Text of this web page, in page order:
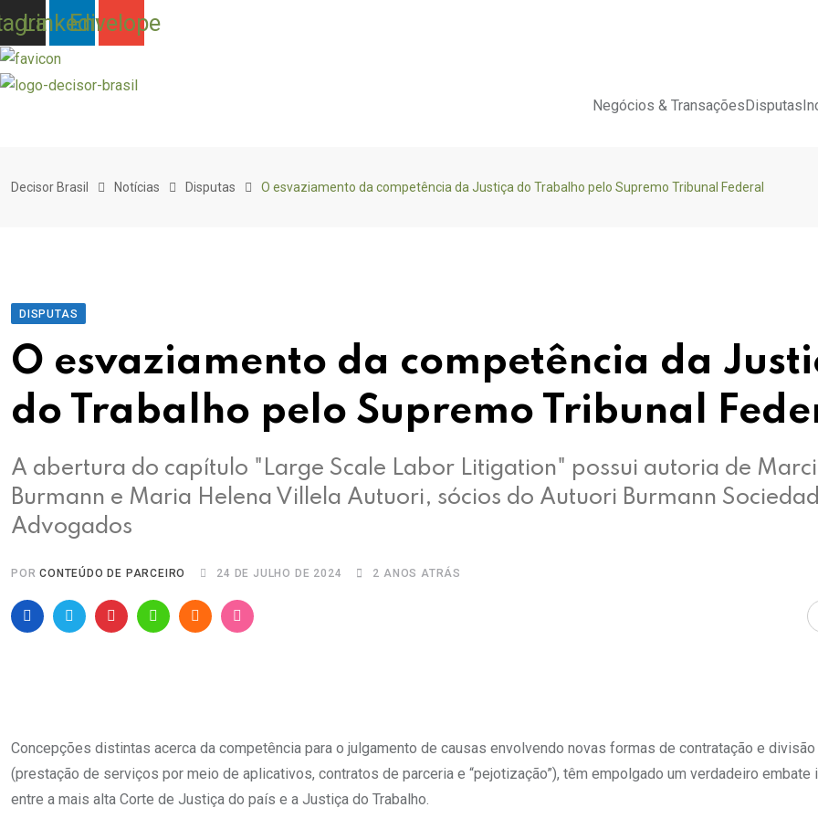
LinkedinEnvelope
Negócios & TransaçõesDisputas
toDecisor Brasil Notícias Disputas O esvaziamento da competência da Justiça do Trabalho pelo Supremo Tribunal Federal
DISPUTAS
O esvaziamento da competência da
do Trabalho pelo Supremo Tribunal
A abertura do capítulo "Large Scale Labor Litigation" possui autoria de
Burmann e Maria Helena Villela Autuori, sócios do Autuori Burmann
Advogados
PORCONTEÚDO DE PARCEIRO 24 DE JULHO DE 2024 2 ANOS ATRÁS
PinterestWhatsappCloud StumbleUpon
Concepções distintas acerca da competência para o julgamento de causas envolvendo novas formas de contratação e
(prestação de serviços por meio de aplicativos, contratos de parceria e “pejotização”), têm empolgado um verdadeiro embate
entre a mais alta Corte de Justiça do país e a Justiça do Trabalho.